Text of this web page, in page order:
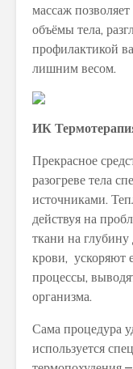
массаж
объёмы тела,
профилактикой
лишним весом.
ИК
Прекрасное
разогреве тела
источниками.
действуя на
ткани на
крови, ускоряют
процессы,
организма.
Сама процедура
используется